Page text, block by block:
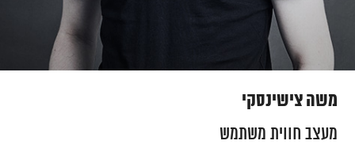
משה צישינסקי
מעצב חווית משתמש